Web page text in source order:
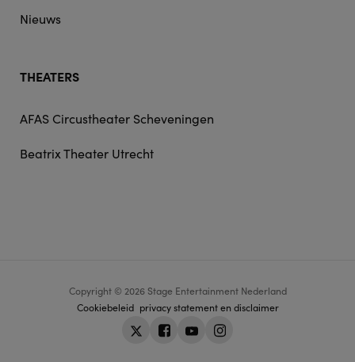
Nieuws
THEATERS
AFAS Circustheater Scheveningen
Beatrix Theater Utrecht
Copyright © 2026 Stage Entertainment Nederland
Footer
Cookiebeleid privacy statement en disclaimer
TwitterFacebookYoutubeInstagram